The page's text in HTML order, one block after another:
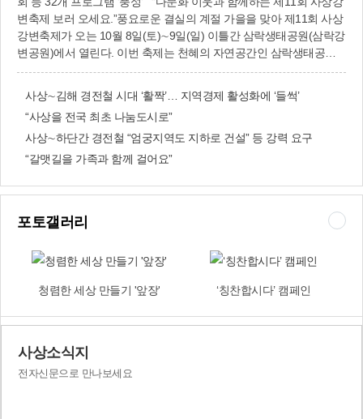
변축제 보러 오세요.”풍요로운 결실의 계절 가을을 맞아 제11회 사상
강변축제가 오는 10월 8일(토)∼9일(일) 이틀간 삼락생태공원(삼락강
변공원)에서 열린다. 이번 축제는 천혜의 자연공간인 삼락생태공원
(삼락강변공원)에서 다문화인과 주민이 함께 참여해 즐기는 ‘화합 한
습을 보여주고, 26만 구민의 역량과 마음을 한곳으로 모으기 위한 알
찬 프로그램으로 진행된다. 총 32개 프로그램이 펼쳐진다. 이번 축
제엔 ‘다문화가족 전통혼례’를 비롯해, 노리단·다문화 합창단 공연, 다
문화어울마당(다문화음식 품평회, 다문화 체험전), 1천명이 맛볼 수
그램이 마련된다.또 ‘대동윷놀이대회’, 외국인근로자와 다문화가족
개막축하공연으로 진행되는 NEO 필하모니오케스트라 축하공연을
로 가득 채울 것으로 기대된다.특히 세계 4대 뮤지컬로 유명한 ‘미스
양희은·추가열의 개막축하 특별공연, 120명의 청중평가단이 참가자
30일 오후 5시 구민홀)는 벌써부터 큰 화제를 모으고 있다.볼거리, 즐
길거리가 풍성한 체험·전시행사도 마련된다. ‘평생학습 체험전’과 ‘지
역인사 소장품전’, ‘자전거 체험마당’, ‘북 페어’도 눈길을 끈다.축제를
주최·주관하는 구청과 사상문화원은 “이번 축제는 다문화이웃에게는
사상∼김해 경전철 시대 ‘활짝’… 지역경제 활성화에 ‘들썩’
“사상을 전국 최초 나눔도시로”
사상∼하단간 경전철 “엄궁지역도 지하로 건설” 등 강력 요구
“갈맷길을 가족과 함께 걸어요”
포토갤러리
청렴한 세상 만들기 '앞장' ‘칭찬합시다’ 캠페인
사상소식지
전자신문으로 만나보세요